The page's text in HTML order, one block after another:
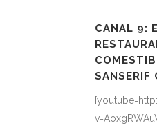
CANAL 9:
SANSERIF